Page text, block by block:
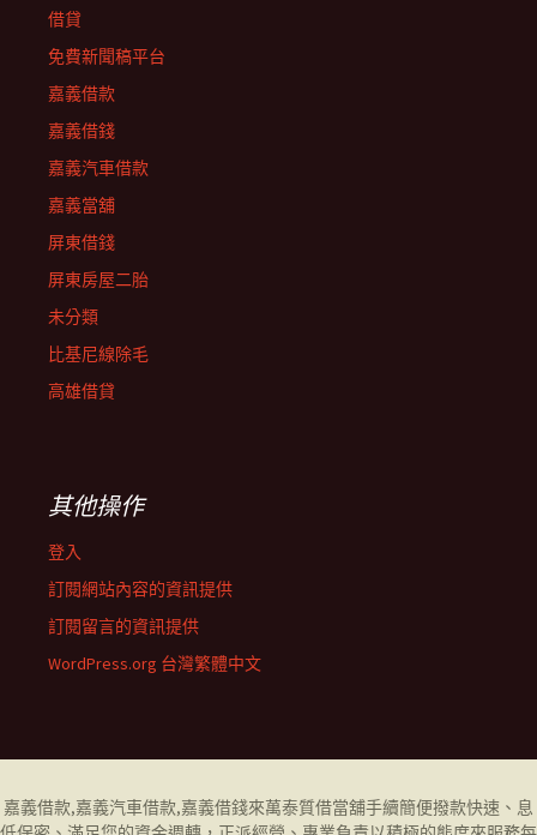
借貸
免費新聞稿平台
嘉義借款
嘉義借錢
嘉義汽車借款
嘉義當舖
屏東借錢
屏東房屋二胎
未分類
比基尼線除毛
高雄借貸
其他操作
登入
訂閱網站內容的資訊提供
訂閱留言的資訊提供
WordPress.org 台灣繁體中文
嘉義借款,嘉義汽車借款,嘉義借錢來萬泰質借當舖手續簡便撥款快速、息